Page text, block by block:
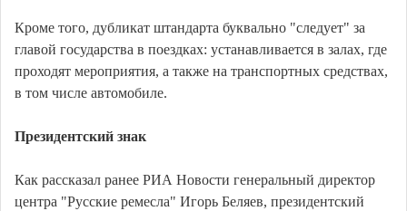
Кроме того, дубликат штандарта буквально "следует" за
главой государства в поездках: устанавливается в залах, где
проходят мероприятия, а также на транспортных средствах,
в том числе автомобиле.
Президентский знак
Как рассказал ранее РИА Новости генеральный директор
центра "Русские ремесла" Игорь Беляев, президентский